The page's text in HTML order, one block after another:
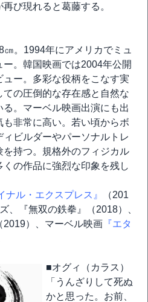
び現れると葛藤する。
。1994年にアメリカでミュ
。韓国映画では2004年公開
ー。多彩な役柄をこなす実
の圧倒的な存在感と自然な
。マーベル映画出演にも出
非常に高い。若い頃からボ
ビルダーやパーソナルトレ
持つ。規格外のフィジカル
の作品に強烈な印象を残し
ナル・エクスプレス』
（201
、『無双の鉄拳』（2018）、
2019）、マーベル映画 『エタ
■オグィ（カラス）
「うんざりして死ぬ
かと思った。お前、